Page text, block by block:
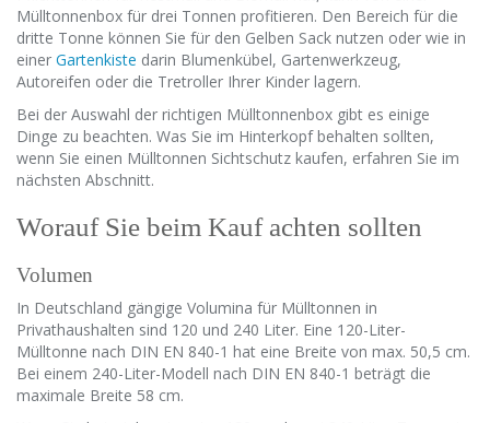
Mülltonnenbox für drei Tonnen profitieren. Den Bereich für die
dritte Tonne können Sie für den Gelben Sack nutzen oder wie in
einer Gartenkiste darin Blumenkübel, Gartenwerkzeug,
Autoreifen oder die Tretroller Ihrer Kinder lagern.
Bei der Auswahl der richtigen Mülltonnenbox gibt es einige
Dinge zu beachten. Was Sie im Hinterkopf behalten sollten,
wenn Sie einen Mülltonnen Sichtschutz kaufen, erfahren Sie im
nächsten Abschnitt.
Worauf Sie beim Kauf achten sollten
Volumen
In Deutschland gängige Volumina für Mülltonnen in
Privathaushalten sind 120 und 240 Liter. Eine 120-Liter-
Mülltonne nach DIN EN 840-1 hat eine Breite von max. 50,5 cm.
Bei einem 240-Liter-Modell nach DIN EN 840-1 beträgt die
maximale Breite 58 cm.